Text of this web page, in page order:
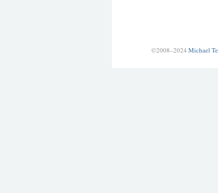
©2008–2024 Michael